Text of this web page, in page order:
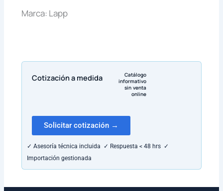
Marca: Lapp
Cotización a medida
Catálogo
informativo
sin venta
online
Solicitar cotización →
✓ Asesoría técnica incluida ✓ Respuesta < 48 hrs ✓
Importación gestionada